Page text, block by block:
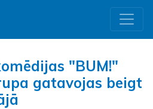
"BUM!"
gatavojas beigt